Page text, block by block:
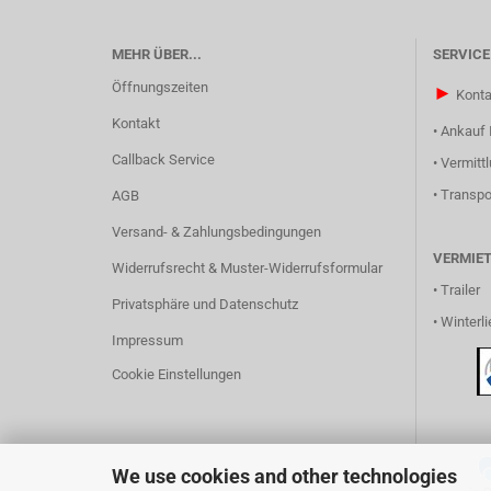
We use cookies and other technologies
MEHR ÜBER...
Öffnungszeiten
Kontakt
Callback Service
AGB
Versand- & Zahlungsbedingungen
Widerrufsrecht & Muster-Widerrufsformular
Privatsphäre und Datenschutz
Impressum
Cookie Einstellungen
SERVICE
►
• Ankauf
•
•
• Trailer
•